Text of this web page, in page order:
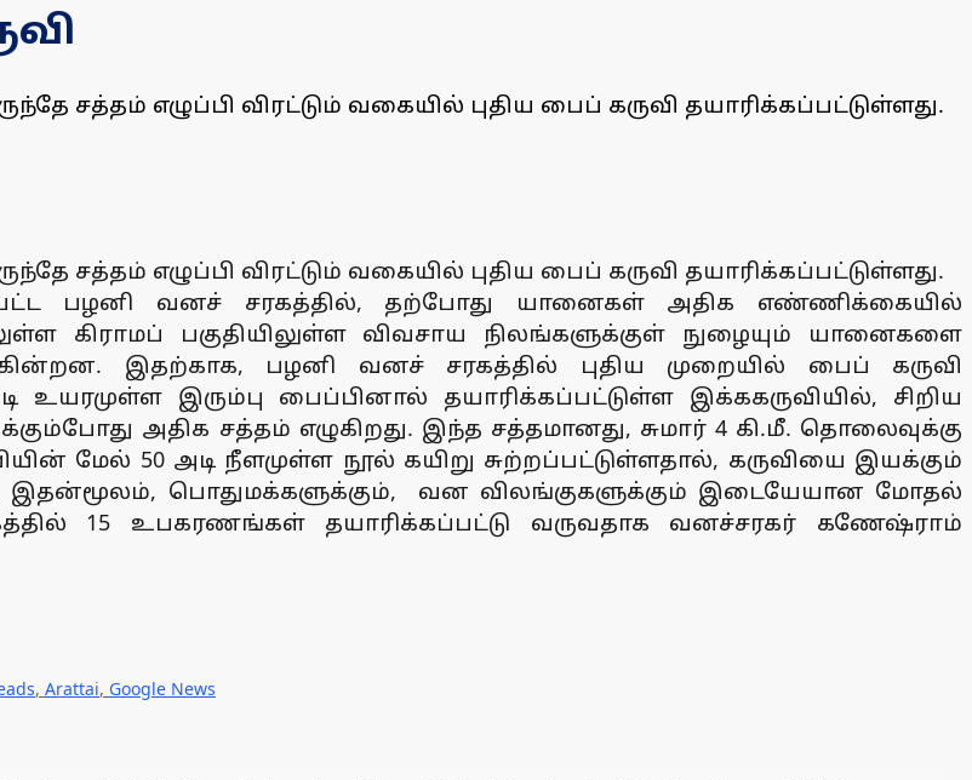
சத்தம் எழுப்பி விரட்டும் வகையில் புதிய பைப் கருவி தயாரிக்கப்பட்டுள்ளது.
சத்தம் எழுப்பி விரட்டும் வகையில் புதிய பைப் கருவி தயாரிக்கப்பட்டுள்ளது.
பழனி வனச் சரகத்தில், தற்போது யானைகள் அதிக எண்ணிக்கையில்
கிராமப் பகுதியிலுள்ள விவசாய நிலங்களுக்குள் நுழையும் யானைகளை
இதற்காக, பழனி வனச் சரகத்தில் புதிய முறையில் பைப் கருவி
உயரமுள்ள இரும்பு பைப்பினால் தயாரிக்கப்பட்டுள்ள இக்ககருவியில், சிறிய
அதிக சத்தம் எழுகிறது. இந்த சத்தமானது, சுமார் 4 கி.மீ. தொலைவுக்கு
மேல் 50 அடி நீளமுள்ள நூல் கயிறு சுற்றப்பட்டுள்ளதால், கருவியை இயக்கும்
இதன்மூலம், பொதுமக்களுக்கும், வன விலங்குகளுக்கும் இடையேயான மோதல்
15 உபகரணங்கள் தயாரிக்கப்பட்டு வருவதாக வனச்சரகர் கணேஷ்ராம்
, Arattai, Google News